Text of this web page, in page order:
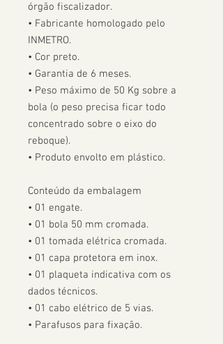
órgão fiscalizador.
• Fabricante homologado pelo
INMETRO.
• Cor preto.
• Garantia de 6 meses.
• Peso máximo de 50 Kg sobre a
bola (o peso precisa ficar todo
concentrado sobre o eixo do
reboque).
• Produto envolto em plástico.
Conteúdo da embalagem
• 01 engate.
• 01 bola 50 mm cromada.
• 01 tomada elétrica cromada.
• 01 capa protetora em inox.
• 01 plaqueta indicativa com os
dados técnicos.
• 01 cabo elétrico de 5 vias.
• Parafusos para fixação.